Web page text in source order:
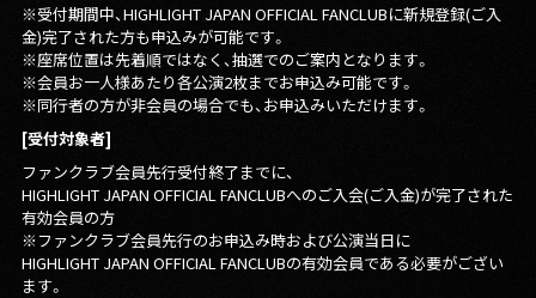
※受付期間中、HIGHLIGHT JAPAN OFFICIAL FANCLUBに新規登録(ご入
金)完了された方も申込みが可能です。
※座席位置は先着順ではなく、抽選でのご案内となります。
※会員お一人様あたり各公演2枚までお申込み可能です。
※同行者の方が非会員の場合でも、お申込みいただけます。
[受付対象者]
ファンクラブ会員先行受付終了までに、
HIGHLIGHT JAPAN OFFICIAL FANCLUBへのご入会(ご入金)が完了された
有効会員の方
※ファンクラブ会員先行のお申込み時および公演当日に
HIGHLIGHT JAPAN OFFICIAL FANCLUBの有効会員である必要がござい
ます。